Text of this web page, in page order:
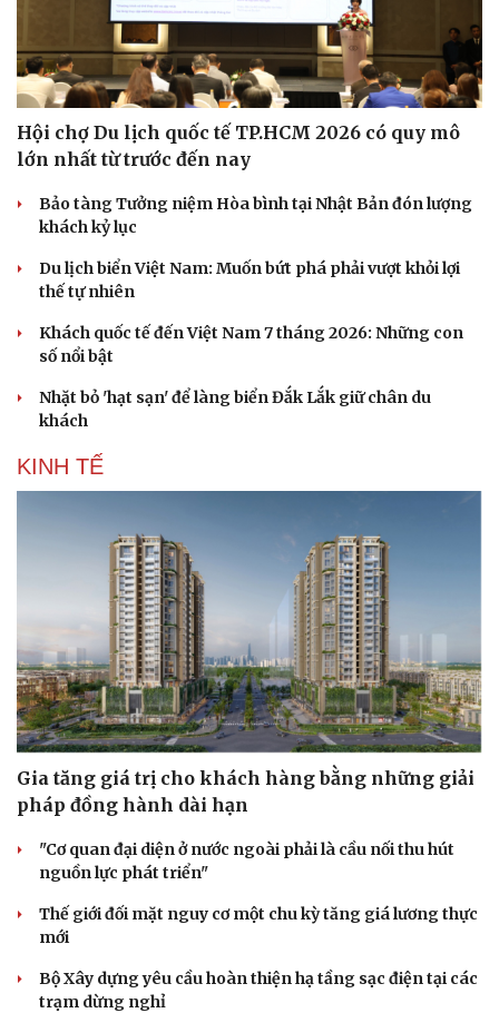
Hội chợ Du lịch quốc tế TP.HCM 2026 có quy mô
lớn nhất từ trước đến nay
Bảo tàng Tưởng niệm Hòa bình tại Nhật Bản đón lượng
khách kỷ lục
Du lịch biển Việt Nam: Muốn bứt phá phải vượt khỏi lợi
thế tự nhiên
Khách quốc tế đến Việt Nam 7 tháng 2026: Những con
số nổi bật
Nhặt bỏ 'hạt sạn' để làng biển Đắk Lắk giữ chân du
khách
KINH TẾ
Gia tăng giá trị cho khách hàng bằng những giải
pháp đồng hành dài hạn
"Cơ quan đại diện ở nước ngoài phải là cầu nối thu hút
nguồn lực phát triển"
Thế giới đối mặt nguy cơ một chu kỳ tăng giá lương thực
mới
Bộ Xây dựng yêu cầu hoàn thiện hạ tầng sạc điện tại các
trạm dừng nghỉ